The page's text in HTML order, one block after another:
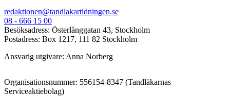
redaktionen@tandlakartidningen.se
08 - 666 15 00
Besöksadress: Österlånggatan 43, Stockholm
Postadress: Box 1217, 111 82 Stockholm
Ansvarig utgivare: Anna Norberg
Organisationsnummer: 556154-8347 (Tandläkarnas
Serviceaktiebolag)